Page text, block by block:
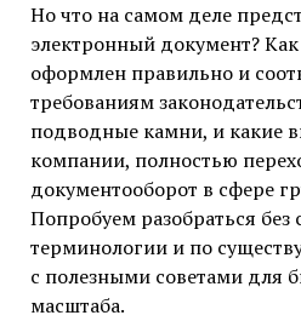
Но что на самом деле
электронный документ?
оформлен правильно и
требованиям
подводные камни, и какие
компании, полностью
документооборот в сфере
Попробуем разобраться без
терминологии и по
с полезными советами для
масштаба.